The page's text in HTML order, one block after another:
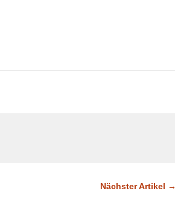
Nächster Artikel →